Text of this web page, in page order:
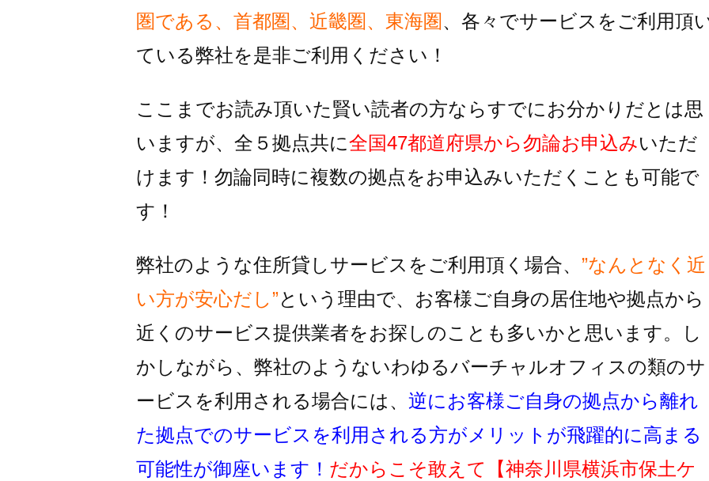
圏である、首都圏、近畿圏、東海圏 、各々でサービスをご利用頂
ている弊社を是非ご利用ください！
ここまでお読み頂いた賢い読者の方ならすでにお分かりだとは思
いますが、全５拠点共に全国47都道府県から勿論お申込みいただ
けます！ 勿論同時に複数の拠点をお申込みいただくことも可能で
す！
弊社のような住所貸しサービスをご利用頂く場合、 ”なんとなく近
い方が安心だし”という理由で、お客様ご自身の居住地や拠点から
近くのサービス提供業者をお探しのことも多いかと思います。し
かしながら、 弊社のようないわゆるバーチャルオフィスの類のサ
ービスを利用される場合には、 逆にお客様ご自身の拠点から離れ
た拠点でのサービスを利用 される方がメリットが飛躍的に高まる
可能性が御座います！ だからこそ敢えて
【神奈川県横浜市保土ケ